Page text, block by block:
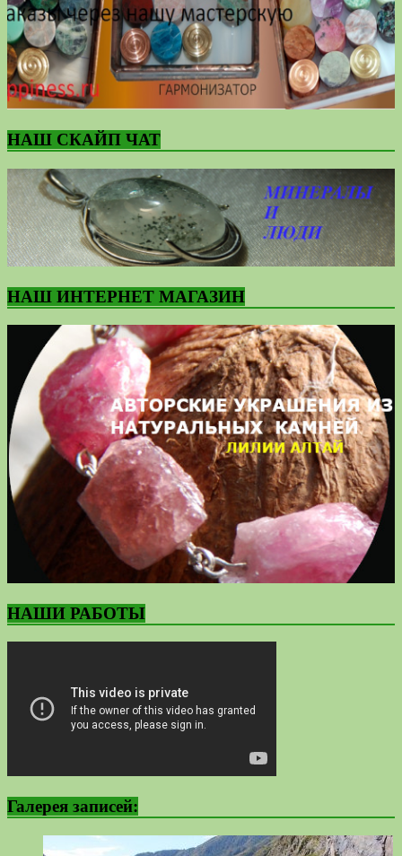
НАШ СКАЙП ЧАТ
НАШ ИНТЕРНЕТ МАГАЗИН
НАШИ РАБОТЫ
Галерея записей: